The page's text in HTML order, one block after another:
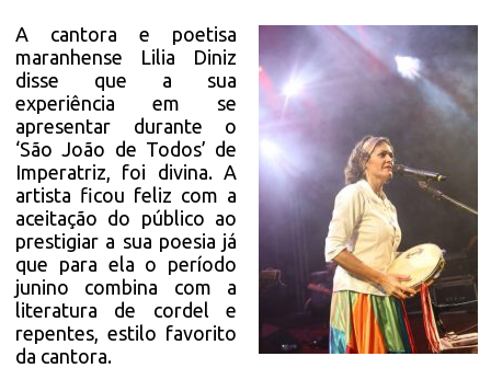
A cantora e poetisa
maranhense Lilia Diniz
disse que a sua
experiência em se
apresentar durante o
‘São João de Todos’ de
Imperatriz, foi divina. A
artista ficou feliz com a
aceitação do público ao
prestigiar a sua poesia já
que para ela o período
junino combina com a
literatura de cordel e
repentes, estilo favorito
da cantora.